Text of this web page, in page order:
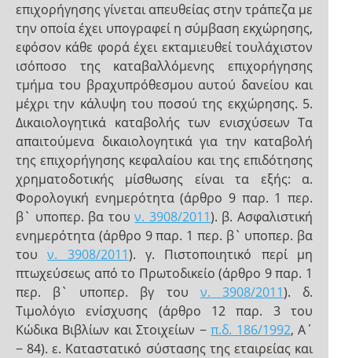
επιχορήγησης γίνεται απευθείας στην τράπεζα με
την οποία έχει υπογραφεί η σύμβαση εκχώρησης,
εφόσον κάθε φορά έχει εκταμιευθεί τουλάχιστον
ισόποσο της καταβαλλόμενης επιχορήγησης
τμήμα του βραχυπρόθεσμου αυτού δανείου και
μέχρι την κάλυψη του ποσού της εκχώρησης. 5.
Δικαιολογητικά καταβολής των ενισχύσεων Τα
απαιτούμενα δικαιολογητικά για την καταβολή
της επιχορήγησης κεφαλαίου και της επιδότησης
χρηματοδοτικής μίσθωσης είναι τα εξής: α.
Φορολογική ενημερότητα (άρθρο 9 παρ. 1 περ.
β` υποπερ. βα τουν. 3908/2011). β. Ασφαλιστική
ενημερότητα (άρθρο 9 παρ. 1 περ. β` υποπερ. βα
τουν. 3908/2011). γ. Πιστοποιητικό περί μη
πτωχεύσεως από το Πρωτοδικείο (άρθρο 9 παρ. 1
περ. β` υποπερ. βγ του ν. 3908/2011). δ.
Τιμολόγιο ενίσχυσης (άρθρο 12 παρ. 3 του
Κώδικα Βιβλίων και Στοιχείων −π.δ. 186/1992, Α΄
− 84). ε. Καταστατικό σύστασης της εταιρείας και